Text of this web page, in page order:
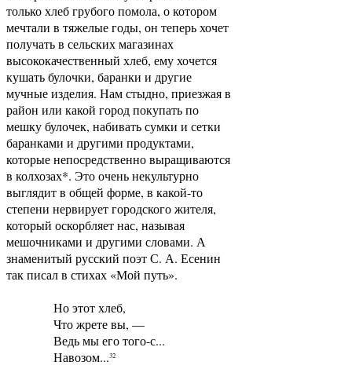
только хлеб грубого помола, о котором
мечтали в тяжелые годы, он теперь хочет
получать в сельских магазинах
высококачественный хлеб, ему хочется
кушать булочки, баранки и другие
мучные изделия. Нам стыдно, приезжая в
район или какой город покупать по
мешку булочек, набивать сумки и сетки
баранками и другими продуктами,
которые непосредственно выращиваются
в колхозах*. Это очень некультурно
выглядит в общей форме, в какой-то
степени нервирует городского жителя,
который оскорбляет нас, называя
мешочниками и другими словами. А
знаменитый русский поэт С. А. Есенин
так писал в стихах «Мой путь».
Но этот хлеб,
Что жрете вы, —
Ведь мы его того-с...
Навозом...32